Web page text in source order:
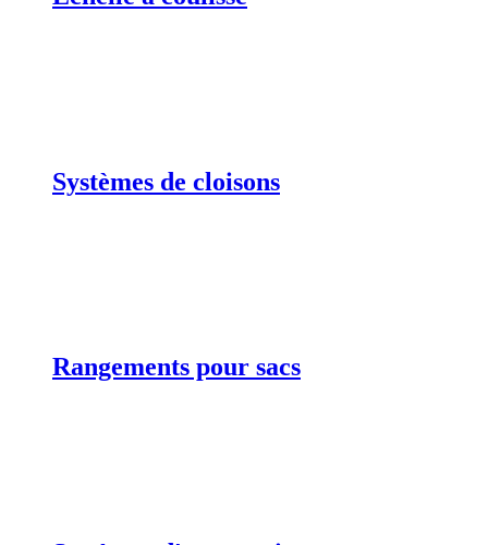
Systèmes de cloisons
Rangements pour sacs